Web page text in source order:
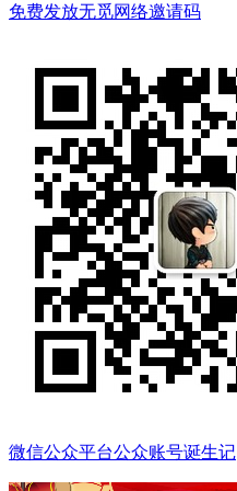
免费发放无觅网络邀请码
微信公众平台公众账号诞生记